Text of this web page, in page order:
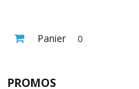
Panier 0
PROMOS